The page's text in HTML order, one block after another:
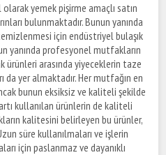
yemek pişirme amaçlı satın
bulunmaktadır. Bunun yanında
için endüstriyel bulaşık
yanında profesyonel mutfakların
ürünleri arasında yiyeceklerin taze
da yer almaktadır. Her mutfağın en
bunun eksiksiz ve kaliteli şekilde
kullanılan ürünlerin de kaliteli
kalitesini belirleyen bu ürünler,
süre kullanılmaları ve işlerin
için paslanmaz ve dayanıklı